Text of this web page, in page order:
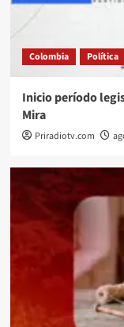
Colombia Política
Inicio período
Mira
Priradiotv.com